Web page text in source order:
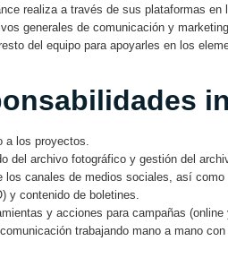
realiza a través de sus plataformas
generales de comunicación y
del equipo para apoyarles en los
a los proyectos.
del archivo fotográfico y gestión del
canales de medios sociales, así
y contenido de boletines.
y acciones para campañas (online
trabajando mano a mano